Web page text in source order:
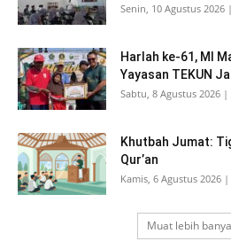
Senin, 10 Agustus 2026
Harlah ke-61, MI
Yayasan TEKUN
Sabtu, 8 Agustus 2026 |
Khutbah Jumat:
Qur’an
Kamis, 6 Agustus 2026 |
Muat lebih